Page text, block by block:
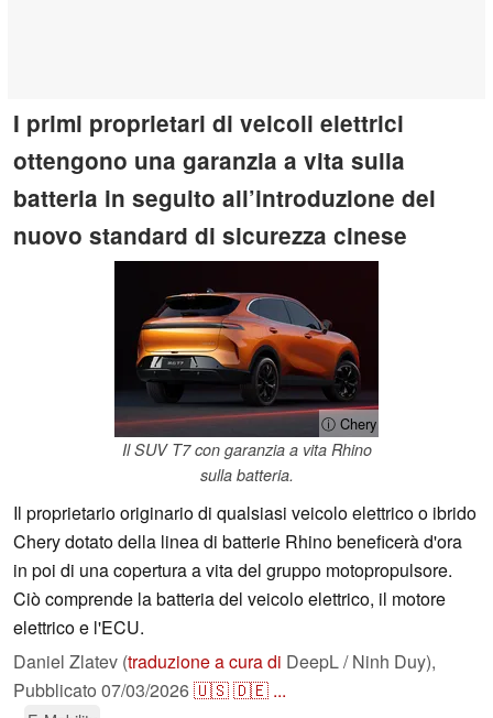
I primi proprietari di veicoli elettrici
ottengono una garanzia a vita sulla
batteria in seguito all’introduzione del
nuovo standard di sicurezza cinese
ⓘ Chery
Il SUV T7 con garanzia a vita Rhino
sulla batteria.
Il proprietario originario di qualsiasi veicolo elettrico o ibrido
Chery dotato della linea di batterie Rhino beneficerà d'ora
in poi di una copertura a vita del gruppo motopropulsore.
Ciò comprende la batteria del veicolo elettrico, il motore
elettrico e l'ECU.
Daniel Zlatev (traduzione a cura di DeepL / Ninh Duy),
Pubblicato 07/03/2026🇺🇸🇩🇪 ...